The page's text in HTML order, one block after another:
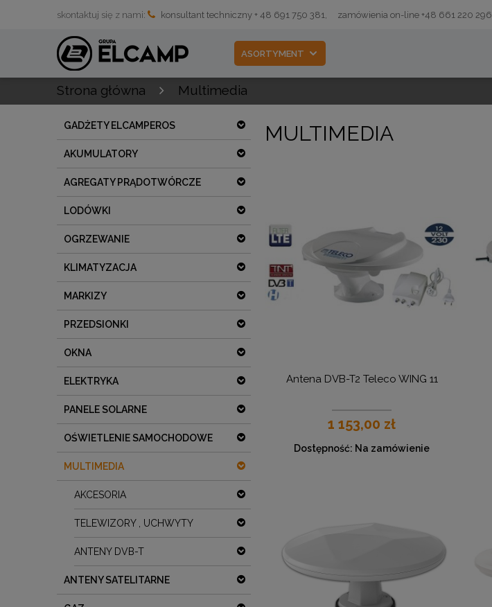
skontaktuj się z nami: konsultant techniczny + 48 691 750 381, zamówienia on-line +48 661 220 296,
ASORTYMENT
Strona główna Multimedia
GADŻETY ELCAMPEROS
AKUMULATORY
AGREGATY PRĄDOTWÓRCZE
LODÓWKI
OGRZEWANIE
KLIMATYZACJA
MARKIZY
PRZEDSIONKI
OKNA
ELEKTRYKA
PANELE SOLARNE
OŚWIETLENIE SAMOCHODOWE
MULTIMEDIA
AKCESORIA
TELEWIZORY , UCHWYTY
ANTENY DVB-T
ANTENY SATELITARNE
MULTIMEDIA
Antena DVB-T2 Teleco WING 11
1 153,00 zł
Dostępność: Na zamówienie